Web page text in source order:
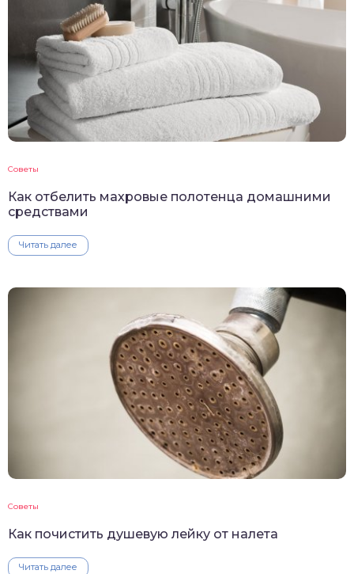
Советы
Как отбелить махровые полотенца домашними
средствами
Читать далее
Советы
Как почистить душевую лейку от налета
Читать далее